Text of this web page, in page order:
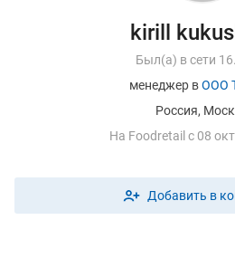
kirill
Был(а) в сети
менеджер вООО
Россия,
На Foodretail с 08
Добавить в